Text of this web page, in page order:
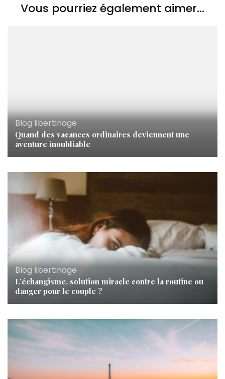
Vous pourriez également aimer...
Blog libertinage
Quand des vacances ordinaires deviennent une
aventure inoubliable
Blog libertinage
L’échangisme, solution miracle contre la routine ou
danger pour le couple ?